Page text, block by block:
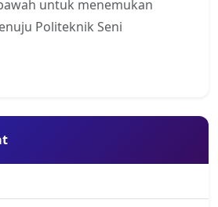
untuk menemukan
Politeknik Seni